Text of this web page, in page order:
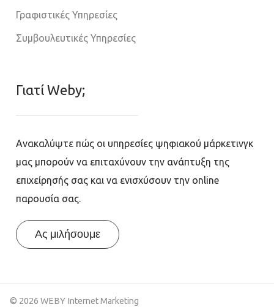
Γραφιστικές Υπηρεσίες
Συμβουλευτικές Υπηρεσίες
Γιατί Weby;
Ανακαλύψτε πώς οι υπηρεσίες ψηφιακού μάρκετινγκ
μας μπορούν να επιταχύνουν την ανάπτυξη της
επιχείρησής σας και να ενισχύσουν την online
παρουσία σας.
Ας μιλήσουμε
© 2026 WEBY Internet Marketing